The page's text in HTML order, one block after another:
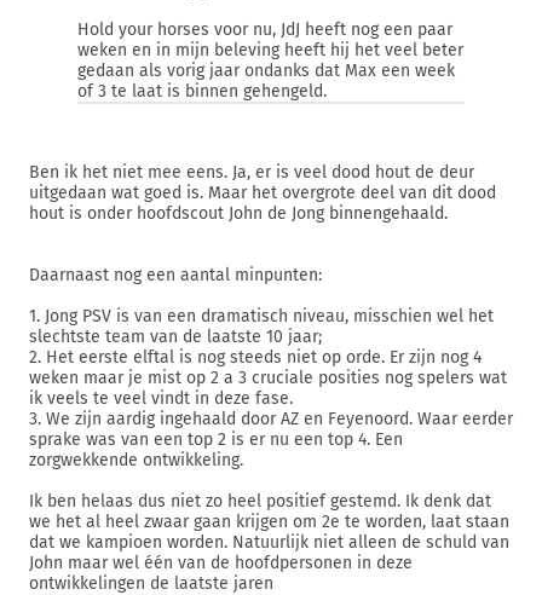
Hold your horses voor nu, JdJ heeft nog een paar
weken en in mijn beleving heeft hij het veel beter
gedaan als vorig jaar ondanks dat Max een week
of 3 te laat is binnen gehengeld.
Ben ik het niet mee eens. Ja, er is veel dood hout de deur
uitgedaan wat goed is. Maar het overgrote deel van dit dood
hout is onder hoofdscout John de Jong binnengehaald.
Daarnaast nog een aantal minpunten:
1. Jong PSV is van een dramatisch niveau, misschien wel het
slechtste team van de laatste 10 jaar;
2. Het eerste elftal is nog steeds niet op orde. Er zijn nog 4
weken maar je mist op 2 a 3 cruciale posities nog spelers wat
ik veels te veel vindt in deze fase.
3. We zijn aardig ingehaald door AZ en Feyenoord. Waar eerder
sprake was van een top 2 is er nu een top 4. Een
zorgwekkende ontwikkeling.
Ik ben helaas dus niet zo heel positief gestemd. Ik denk dat
we het al heel zwaar gaan krijgen om 2e te worden, laat staan
dat we kampioen worden. Natuurlijk niet alleen de schuld van
John maar wel één van de hoofdpersonen in deze
ontwikkelingen de laatste jaren